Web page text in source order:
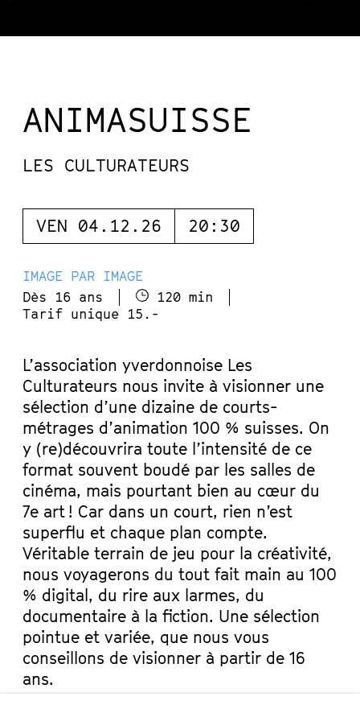
ANIMASUISSE
LES CULTURATEURS
VEN 04.12.26 20:30
IMAGE PAR IMAGE
Dès 16 ans
120 min
Tarif unique 15.-
L’association yverdonnoise Les
Culturateurs nous invite à visionner une
sélection d’une dizaine de courts-
métrages d’animation 100 % suisses. On
y (re)découvrira toute l’intensité de ce
format souvent boudé par les salles de
cinéma, mais pourtant bien au cœur du
7e art ! Car dans un court, rien n’est
superflu et chaque plan compte.
Véritable terrain de jeu pour la créativité,
nous voyagerons du tout fait main au 100
% digital, du rire aux larmes, du
documentaire à la fiction. Une sélection
pointue et variée, que nous vous
conseillons de visionner à partir de 16
ans.